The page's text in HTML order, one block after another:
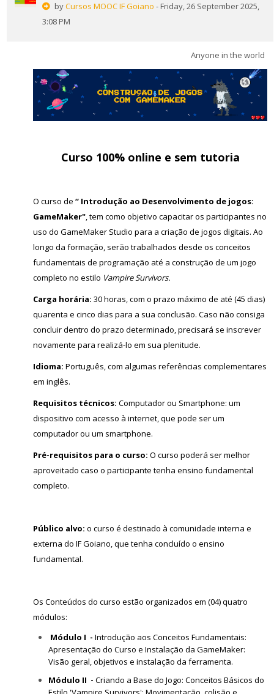
byCursos MOOC IF Goiano - Friday, 26 September 2025,
3:08 PM
Anyone in the world
Curso 100% online e sem tutoria
O curso de “ Introdução ao Desenvolvimento de jogos:
GameMaker", tem como objetivo capacitar os participantes no
uso do GameMaker Studio para a criação de jogos digitais. Ao
longo da formação, serão trabalhados desde os conceitos
fundamentais de programação até a construção de um jogo
completo no estilo Vampire Survivors.
Carga horária: 30 horas,com o prazo máximo de até (45 dias)
quarenta e cinco dias para a sua conclusão. Caso não consiga
concluir dentro do prazo determinado, precisará se inscrever
novamente para realizá-lo em sua plenitude.
Idioma: Português, com algumas referências complementares
em inglês.
Requisitos técnicos: Computador ou Smartphone: um
dispositivo com acesso à internet, que pode ser um
computador ou um smartphone.
Pré-requisitos para o curso: O curso poderá ser melhor
aproveitado caso o participante tenha ensino fundamental
completo.
Público alvo: o curso é destinado à comunidade interna e
externa do IF Goiano, que tenha concluído o ensino
fundamental.
Os Conteúdos do curso estão organizados em (04) quatro
módulos:
Módulo I - Introdução aos Conceitos Fundamentais:
Apresentação do Curso e Instalação da GameMaker:
Visão geral, objetivos e instalação da ferramenta.
Módulo II - Criando a Base do Jogo: Conceitos Básicos do